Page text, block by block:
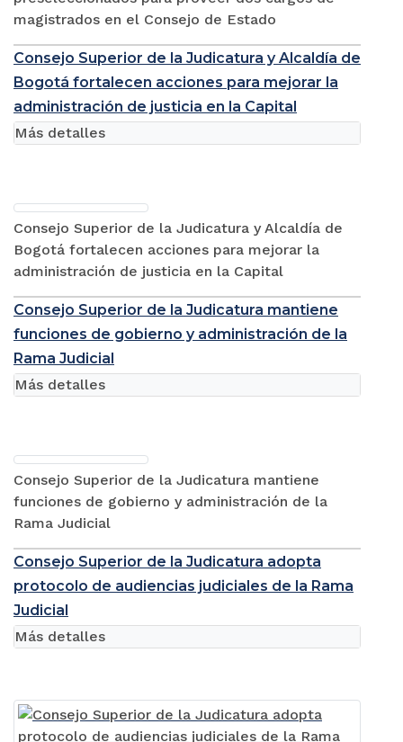
magistrados en el Consejo de Estado
Consejo Superior de la Judicatura y Alcaldía de
Bogotá fortalecen acciones para mejorar la
administración de justicia en la Capital
Consejo Superior de la Judicatura y Alcaldía de
Bogotá fortalecen acciones para mejorar la
administración de justicia en la Capital
Más detalles
Consejo Superior de la Judicatura mantiene
funciones de gobierno y administración de la
Rama Judicial
Consejo Superior de la Judicatura mantiene
funciones de gobierno y administración de la
Rama Judicial
Más detalles
Consejo Superior de la Judicatura adopta
protocolo de audiencias judiciales de la Rama
Judicial
Más detalles